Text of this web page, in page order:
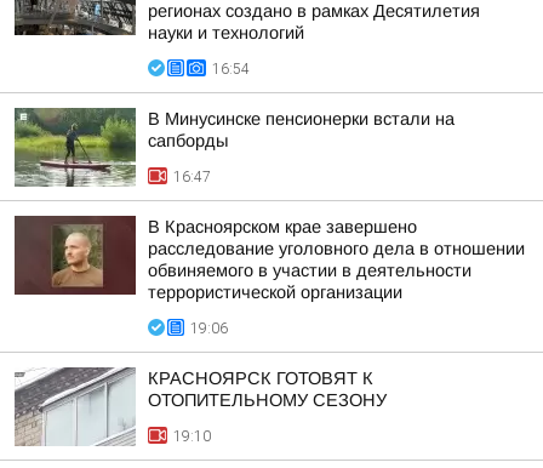
регионах создано в рамках Десятилетия
науки и технологий
16:54
В Минусинске пенсионерки встали на
сапборды
16:47
В Красноярском крае завершено
расследование уголовного дела в отношении
обвиняемого в участии в деятельности
террористической организации
19:06
КРАСНОЯРСК ГОТОВЯТ К
ОТОПИТЕЛЬНОМУ СЕЗОНУ
19:10